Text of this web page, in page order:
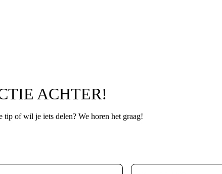
ACHTER!
of wil je iets delen? We horen het graag!